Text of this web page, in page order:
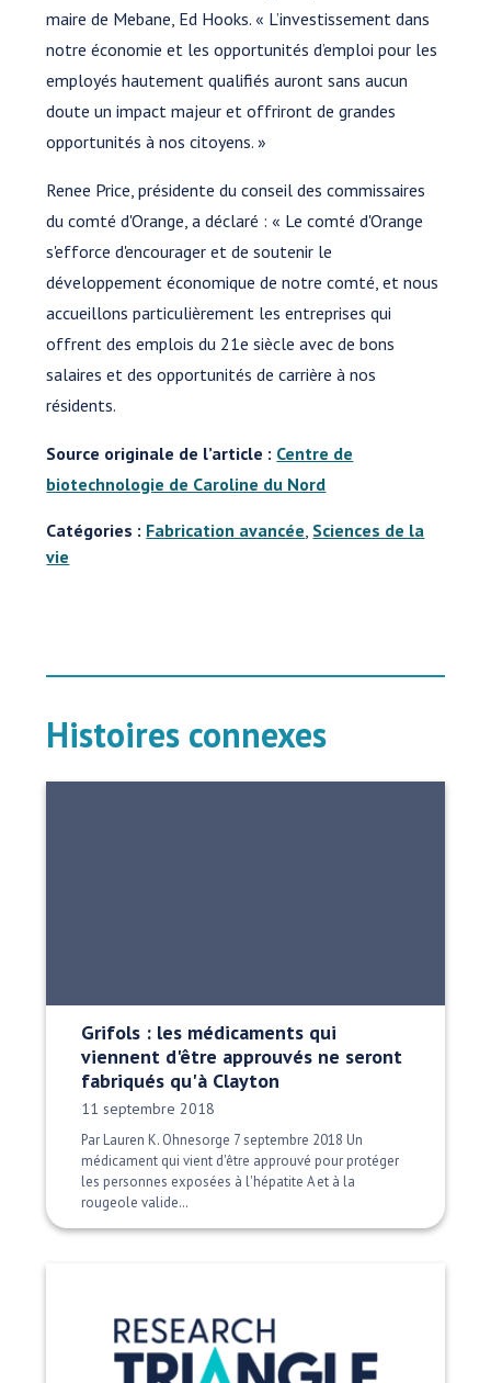
maire de Mebane, Ed Hooks. « L’investissement dans
notre économie et les opportunités d’emploi pour les
employés hautement qualifiés auront sans aucun
doute un impact majeur et offriront de grandes
opportunités à nos citoyens. »
Renee Price, présidente du conseil des commissaires
du comté d'Orange, a déclaré : « Le comté d'Orange
s'efforce d'encourager et de soutenir le
développement économique de notre comté, et nous
accueillons particulièrement les entreprises qui
offrent des emplois du 21e siècle avec de bons
salaires et des opportunités de carrière à nos
résidents.
Source originale de l’article : Centre de
biotechnologie de Caroline du Nord
Catégories : Fabrication avancée Sciences de la
vie
Histoires connexes
Grifols : les médicaments qui
viennent d'être approuvés ne seront
fabriqués qu'à Clayton
Date publiée:
11 septembre 2018
Par Lauren K. Ohnesorge 7 septembre 2018 Un
médicament qui vient d'être approuvé pour protéger
les personnes exposées à l'hépatite A et à la
rougeole valide…